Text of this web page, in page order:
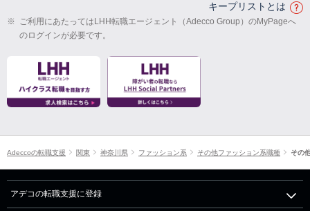
キープリストとは
※ ご利用にあたってはLHH転職エージェント（Adecco Group）のMyPageへ
のログインが必要です。
Adeccoの転職支援 関東 神奈川県 ファッション系 その他ファッション系職種 その
アデコの転職支援に登録